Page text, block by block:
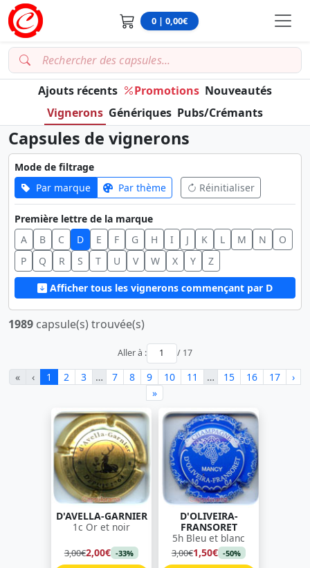
0 | 0,00€
Ajouts récents Promotions Nouveautés
Vignerons Génériques Pubs/Crémants
Capsules de vignerons
Mode de filtrage
Par marque
Par thème Réinitialiser
Première lettre de la marque
A
B C D E F G H I J K L M N
O
P
Q R S T U V W X Y Z
Afficher tous les vignerons commençant par D
1989 capsule(s) trouvée(s)
Aller à : / 17
« ‹ 1 2 3 … 7 8 9 10 11 … 15 16 17
›
»
D'AVELLA-GARNIER
1c Or et noir
3,00€2,00€ -33%
D'OLIVEIRA-
FRANSORET
5h Bleu et blanc
3,00€1,50€ -50%